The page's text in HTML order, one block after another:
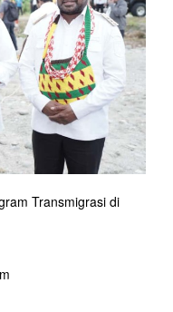
Transmigrasi di